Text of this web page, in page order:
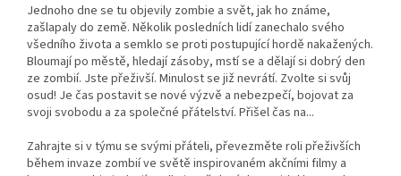
Jednoho dne se tu objevily zombie a svět, jak ho známe,
zašlapaly do země. Několik posledních lidí zanechalo svého
všedního života a semklo se proti postupující hordě nakažených.
Bloumají po městě, hledají zásoby, mstí se a dělají si dobrý den
ze zombií. Jste přeživší. Minulost se již nevrátí. Zvolte si svůj
osud! Je čas postavit se nové výzvě a nebezpečí, bojovat za
svoji svobodu a za společné přátelství. Přišel čas na...
Zahrajte si v týmu se svými přáteli, převezměte roli přeživších
během invaze zombií ve světě inspirovaném akčními filmy a